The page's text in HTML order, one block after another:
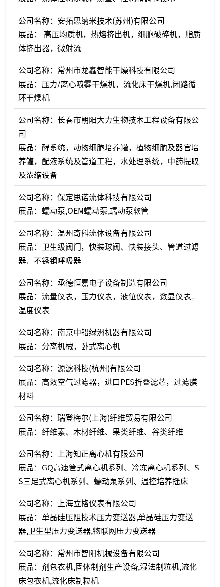
公司名称：安拓思纳米技术(苏州)有限公司
展品： 高压均质机，热熔挤出机，细胞破碎机，脂质
体挤出器，微射流
公司名称：常州市龙鑫智能干燥科技有限公司
展品：压力/离心喷雾干燥机，流化床干燥机,闭路循
环干燥机
公司名称：长春市朝阳大力生物技术工程设备有限公
司
展品：酵系统，动物细胞培养罐，植物细胞及器官培
养罐，配液系统及管道工程，水处理系统，中药提取
及浓缩设备
公司名称：保定思诺流体科技有限公司
展品：蠕动泵,OEM蠕动泵,蠕动泵软管
公司名称：温州奇科流体设备有限公司
展品：卫生级阀门，快装球阀、快装接头、管道过滤
器、不锈钢呼吸器
公司名称：承德恒嘉电子设备制造有限公司
展品：流量仪表，压力仪表，液位仪表，数显仪表，
温度仪表
公司名称：南京中船绿洲机器有限公司
展品：分离机械，卧式离心机
公司名称：源滤科技(杭州)有限公司
展品：高效空气过滤器，进口PES折叠滤芯，过滤膜
材料
公司名称：瑞登梅尔(上海)纤维贸易有限公司
展品：纤维素、木材纤维、果类纤维、谷类纤维
公司名称：上海知正离心机有限公司
展品：GQ高速管式离心机系列、冷冻离心机系列、S
S三足式离心机系列、蠕动泵系列、温控培养摇床
公司名称：上海立格仪表有限公司
展品：单晶硅压阻技术压力变送器,单晶硅压力变送
器,卫生型压力变送器,物联网压力变送器
公司名称：常州市智阳机械设备有限公司
展品：剂包衣机,固体制剂生产设备,湿法制粒机,流化
床包衣机,流化床制粒机